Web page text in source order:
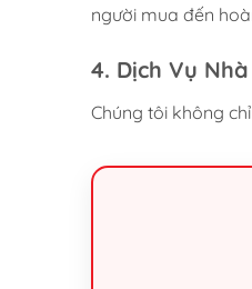
người mua đến
4. Dịch Vụ
Chúng tôi không